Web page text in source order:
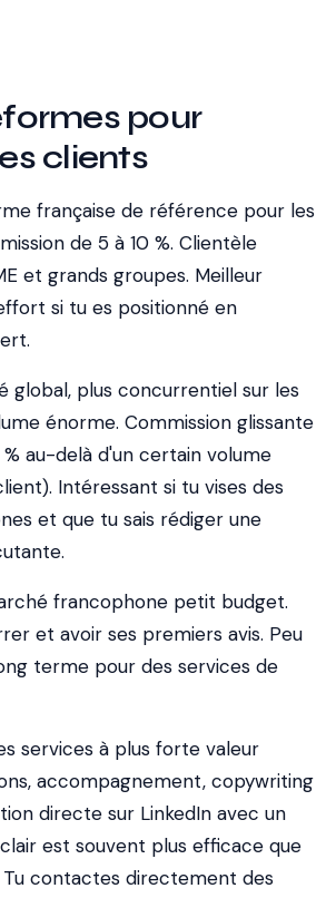
pour
clients
française de référence pour les
de 5 à 10 %. Clientèle
et grands groupes. Meilleur
si tu es positionné en
global, plus concurrentiel sur les
énorme. Commission glissante
% au-delà d'un certain volume
Intéressant si tu vises des
et que tu sais rédiger une
francophone petit budget.
et avoir ses premiers avis. Peu
terme pour des services de
services à plus forte valeur
accompagnement, copywriting
directe sur LinkedIn avec un
est souvent plus efficace que
contactes directement des